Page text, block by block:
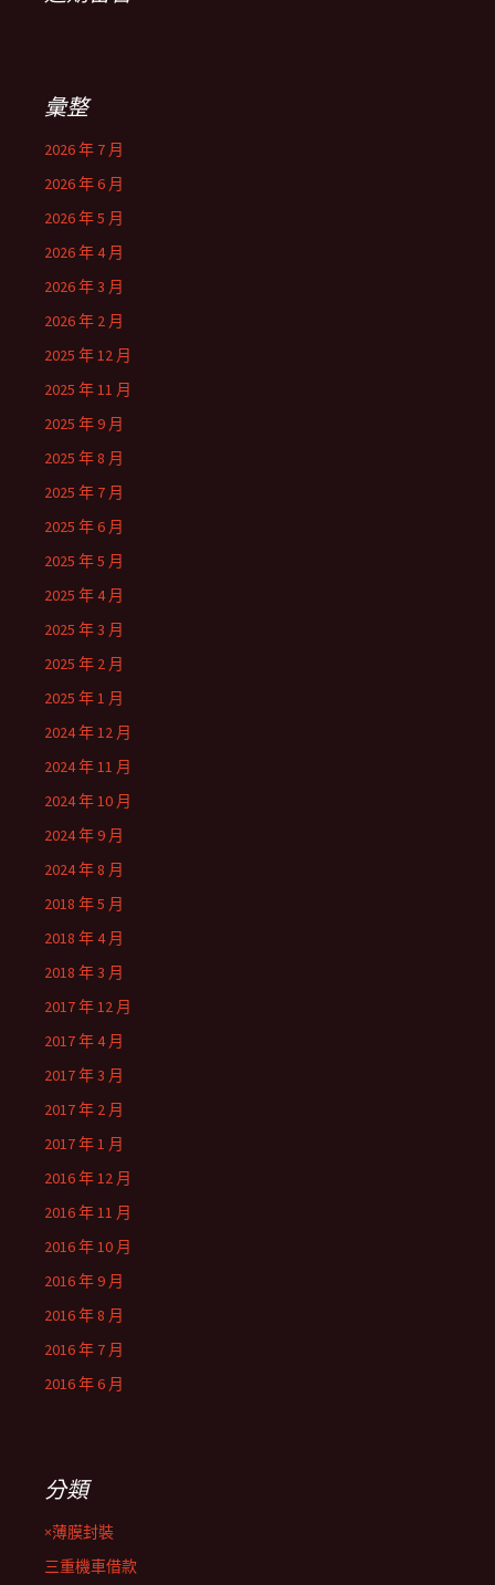
彙整
2026 年 7 月
2026 年 6 月
2026 年 5 月
2026 年 4 月
2026 年 3 月
2026 年 2 月
2025 年 12 月
2025 年 11 月
2025 年 9 月
2025 年 8 月
2025 年 7 月
2025 年 6 月
2025 年 5 月
2025 年 4 月
2025 年 3 月
2025 年 2 月
2025 年 1 月
2024 年 12 月
2024 年 11 月
2024 年 10 月
2024 年 9 月
2024 年 8 月
2018 年 5 月
2018 年 4 月
2018 年 3 月
2017 年 12 月
2017 年 4 月
2017 年 3 月
2017 年 2 月
2017 年 1 月
2016 年 12 月
2016 年 11 月
2016 年 10 月
2016 年 9 月
2016 年 8 月
2016 年 7 月
2016 年 6 月
分類
×薄膜封裝
三重機車借款